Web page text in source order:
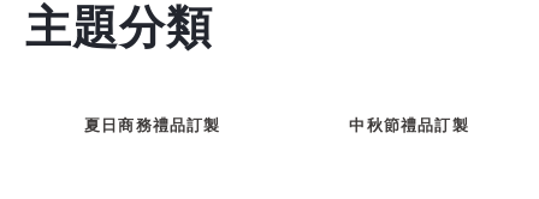
主題分類
夏日商務禮品訂製 中秋節禮品訂製